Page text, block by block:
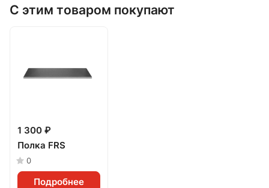
С этим товаром покупают
1 300 ₽
Полка FRS
0
Подробнее